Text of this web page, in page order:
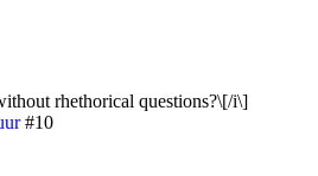
rhethorical questions?\[/i\]
#10